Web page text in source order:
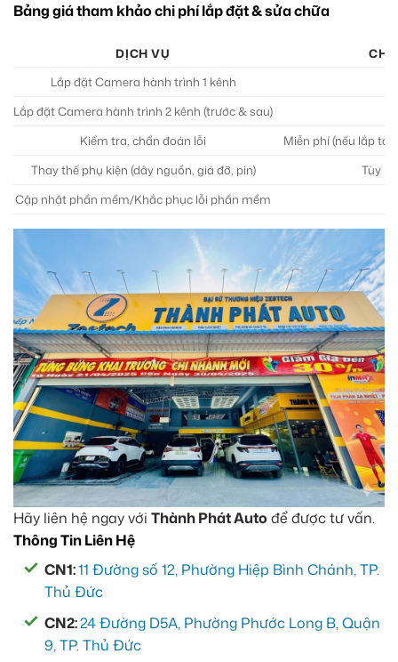
Bảng giá tham khảo chi phí lắp đặt & sửa chữa
DỊCH VỤ
CHI
Lắp đặt Camera hành trình 1 kênh
Lắp đặt Camera hành trình 2 kênh (trước & sau)
Kiểm tra, chẩn đoán lỗi
Miễn phí (nếu lắp tại
Thay thế phụ kiện (dây nguồn, giá đỡ, pin)
Tùy
Cập nhật phần mềm/Khắc phục lỗi phần mềm
Hãy liên hệ ngay với Thành Phát Auto để được tư vấn.
Thông Tin Liên Hệ
CN1:11 Đường số 12, Phường Hiệp Bình Chánh, TP.
Thủ Đức
CN2:24 Đường D5A, Phường Phước Long B, Quận
9, TP. Thủ Đức